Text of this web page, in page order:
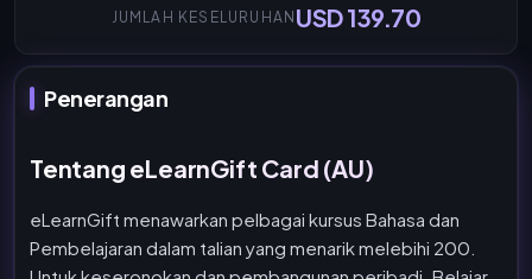
JUMLAH KESELURUHAN USD 139.70
Penerangan
Tentang eLearnGift Card (AU)
eLearnGift menawarkan pelbagai kursus Bahasa dan
Pembelajaran dalam talian yang menarik melebihi 200.